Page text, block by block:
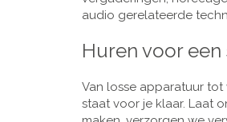
audio gerelateerde
Huren voor
Van losse apparatuur
staat voor je klaar. Laat